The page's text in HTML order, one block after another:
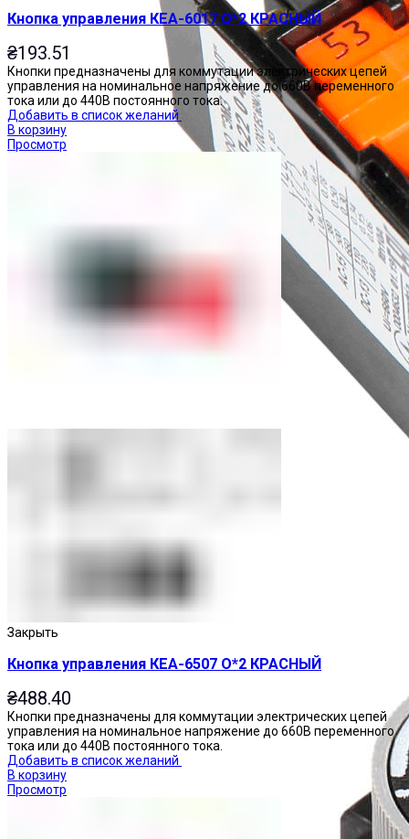
Кнопка управления КЕА-6017 О*2 КРАСНЫЙ
₴193.51
Кнопки предназначены для коммутации электрических цепей
управления на номинальное напряжение до 660В переменного
тока или до 440В постоянного тока.
Добавить в список желаний
В корзину
Просмотр
Закрыть
Кнопка управления КЕА-6507 О*2 КРАСНЫЙ
₴488.40
Кнопки предназначены для коммутации электрических цепей
управления на номинальное напряжение до 660В переменного
тока или до 440В постоянного тока.
Добавить в список желаний
В корзину
Просмотр